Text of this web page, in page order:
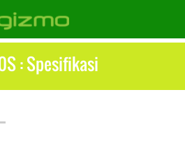
: Spesifikasi